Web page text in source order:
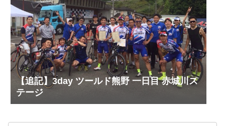
【追記】3day ツールド熊野 一日目 赤城川ス
テージ